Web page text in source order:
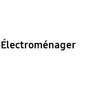
Électroménager